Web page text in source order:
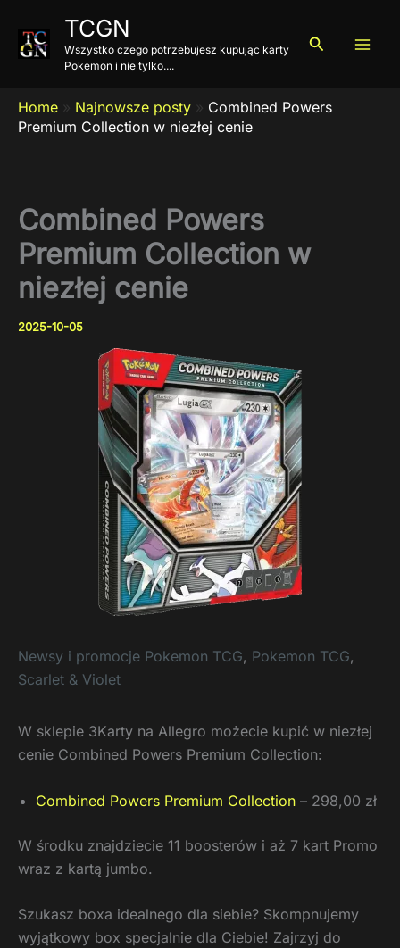
treści
TCGN
Wszystko czego potrzebujesz kupując karty
Pokemon i nie tylko....
Szukaj
Home » Najnowsze posty » Combined Powers
Premium Collection w niezłej cenie
Combined Powers
Premium Collection w
niezłej cenie
2025-10-05
Newsy i promocje Pokemon TCG, Pokemon TCG,
Scarlet & Violet
W sklepie 3Karty na Allegro możecie kupić w niezłej
cenie Combined Powers Premium Collection:
Combined Powers Premium Collection – 298,00 zł
W środku znajdziecie 11 boosterów i aż 7 kart Promo
wraz z kartą jumbo.
Szukasz boxa idealnego dla siebie? Skompnujemy
wyjątkowy box specjalnie dla Ciebie! Zajrzyj do